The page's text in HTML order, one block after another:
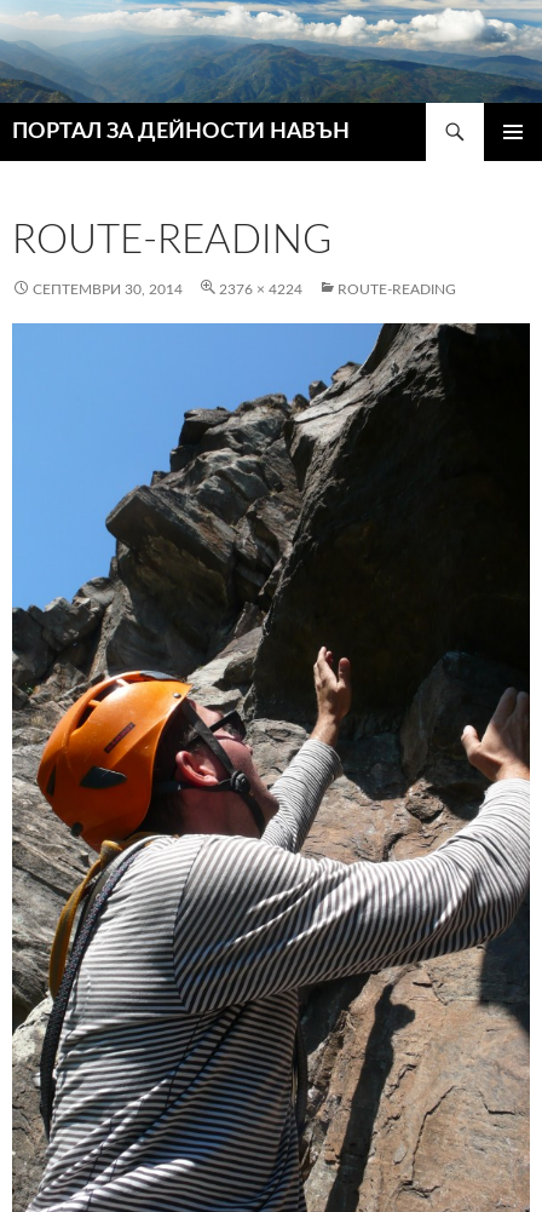
ПОРТАЛ ЗА ДЕЙНОСТИ НАВЪН
ROUTE-READING
СЕПТЕМВРИ 30, 2014 2376 × 4224 ROUTE-READING